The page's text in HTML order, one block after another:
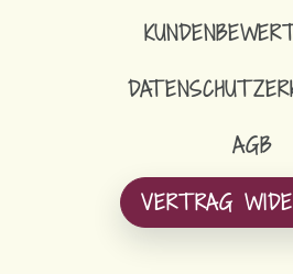
AGB
VERTRAG